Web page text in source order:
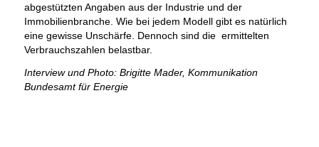
abgestützten Angaben aus der Industrie und der
Immobilienbranche. Wie bei jedem Modell gibt es natürlich
eine gewisse Unschärfe. Dennoch sind die ermittelten
Verbrauchszahlen belastbar.
Interview und Photo: Brigitte Mader, Kommunikation
Bundesamt für Energie